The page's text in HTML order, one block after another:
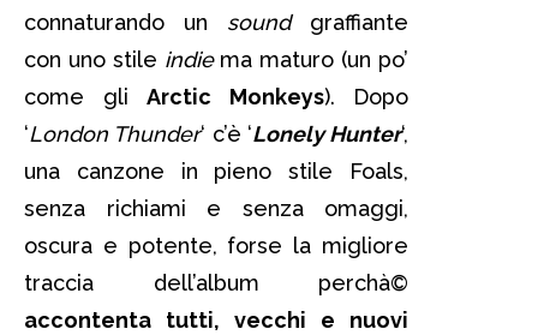
connaturando un soundgraffiante
con uno stile indiema maturo (un po’
come gli Arctic Monkeys). Dopo
‘London Thunder‘ c’è ‘Lonely Hunter‘,
una canzone in pieno stile Foals,
senza richiami e senza omaggi,
oscura e potente, forse la migliore
traccia dell’album perchà©
accontenta tutti, vecchi e nuovi